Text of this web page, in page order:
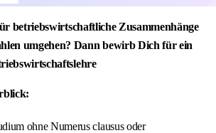
betriebswirtschaftliche Zusammenhänge
umgehen? Dann bewirb Dich für ein
ohne Numerus clausus oder